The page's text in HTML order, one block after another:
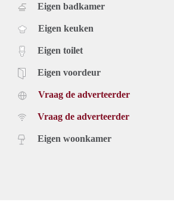
Eigen badkamer
Eigen keuken
Eigen toilet
Eigen voordeur
Vraag de adverteerder
Vraag de adverteerder
Eigen woonkamer